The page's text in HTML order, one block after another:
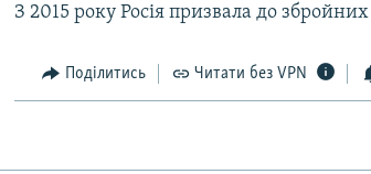
З 2015 року Росія призвала до
Поділитись Читати без VPN